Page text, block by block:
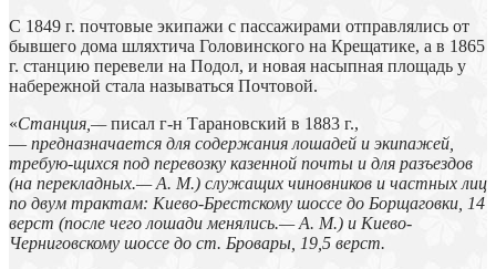
С 1849 г. почтовые экипажи с пассажирами отправлялись от
бывшего дома шляхтича Головинского на Крещатике, а в 1865
г. станцию перевели на Подол, и новая насыпная площадь у
набережной стала называться Почтовой.
«Станция,—писал г-н Тарановский в 1883 г.,
— предназначается для содержания лошадей и экипажей,
требую-щихся под перевозку казенной почты и для разъездов
(на перекладных.— А. М.) служащих чиновников и частных лиц
по двум трактам: Киево-Брестскому шоссе до Борщаговки, 14
верст (после чего лошади менялись.— А. М.) и Киево-
Черниговскому шоссе до ст. Бровары, 19,5 верст.